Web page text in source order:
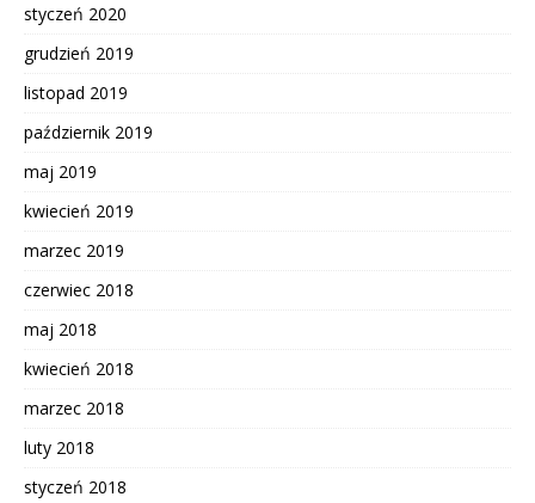
styczeń 2020
grudzień 2019
listopad 2019
październik 2019
maj 2019
kwiecień 2019
marzec 2019
czerwiec 2018
maj 2018
kwiecień 2018
marzec 2018
luty 2018
styczeń 2018